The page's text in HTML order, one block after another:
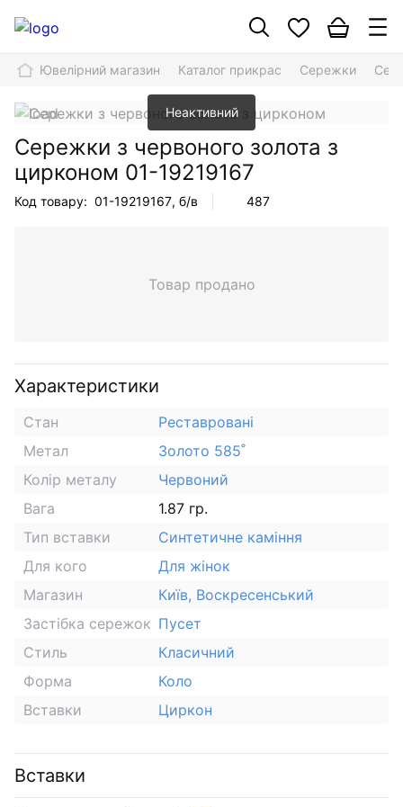
Ювелірний магазин Каталог прикрас Сережки
Неактивний
Сережки з червоного золота з
цирконом 01-19219167
Код товару: 01-19219167, б/в 487
Товар продано
Характеристики
Стан
Реставровані
Метал
Золото 585˚
Колір металу
Червоний
Вага
1.87 гр.
Тип вставки
Синтетичне каміння
Для кого
Для жінок
Магазин
Київ, Воскресенський
Застібка сережок Пусет
Стиль
Класичний
Форма
Коло
Вставки
Циркон
Вставки